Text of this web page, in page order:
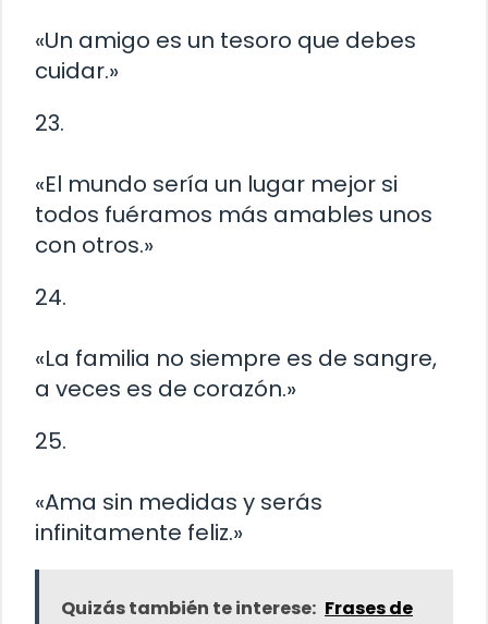
«Un amigo es un tesoro que debes
cuidar.»
23.
«El mundo sería un lugar mejor si
todos fuéramos más amables unos
con otros.»
24.
«La familia no siempre es de sangre,
a veces es de corazón.»
25.
«Ama sin medidas y serás
infinitamente feliz.»
Quizás también te interese: Frases de